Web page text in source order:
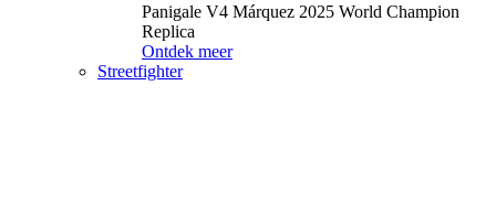
Panigale V4 Márquez 2025 World Champion
Replica
Ontdek meer
Streetfighter